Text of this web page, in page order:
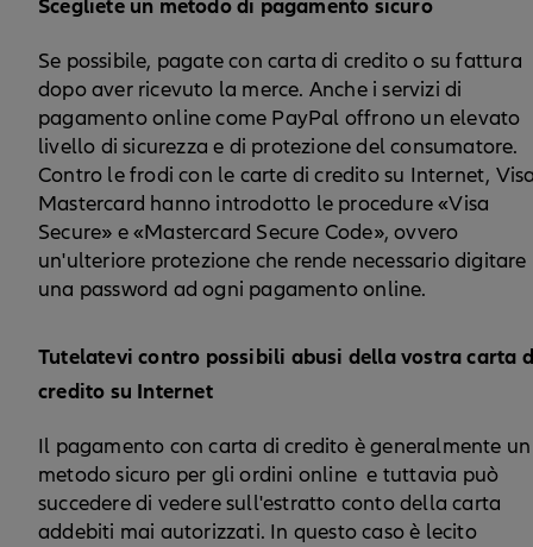
Scegliete un metodo di pagamento sicuro
Se possibile, pagate con carta di credito o su fattura
dopo aver ricevuto la merce. Anche i servizi di
pagamento online come PayPal offrono un elevato
livello di sicurezza e di protezione del consumatore.
Contro le frodi con le carte di credito su Internet,
Mastercard hanno introdotto le procedure «Visa
Secure» e «Mastercard Secure Code», ovvero
un'ulteriore protezione che rende necessario digitare
una password ad ogni pagamento online.
Tutelatevi contro possibili abusi della vostra carta
credito su Internet
Il pagamento con carta di credito è generalmente un
metodo sicuro per gli ordini online e tuttavia può
succedere di vedere sull'estratto conto della carta
addebiti mai autorizzati. In questo caso è lecito